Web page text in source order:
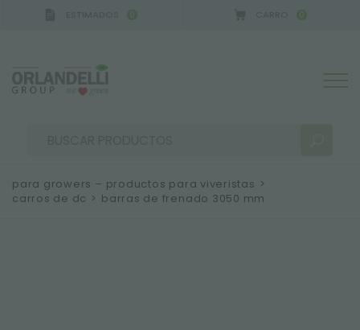
0 0
para growers – productos para viveristas >
carros de dc > barras de frenado 3050 mm